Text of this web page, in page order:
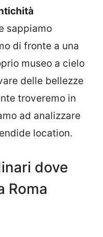
sappiamo
di fronte a una
museo a cielo
delle bellezze
troveremo in
ad analizzare
location.
dove
Roma